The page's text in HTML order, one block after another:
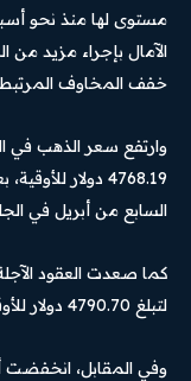
مستوى لها منذ نحو
الآمال بإجراء مزيد من
خفف المخاوف
4768.19 دولار
السابع من أبريل في
لتبلغ 4790.70 دولار للأوقية.